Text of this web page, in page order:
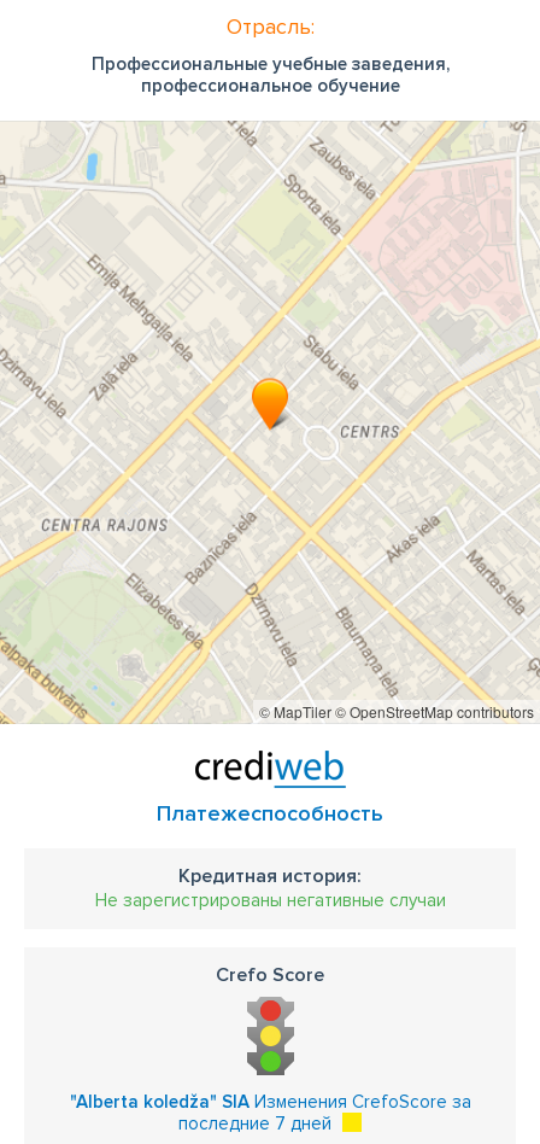
Отрасль:
Профессиональные учебные заведения,
профессиональное обучение
© MapTiler© OpenStreetMap contributors
Платежеспособность
Кредитная история:
Не зарегистрированы негативные случаи
Crefo Score
"Alberta koledža" SIAИзменения CrefoScore за
последние 7 дней